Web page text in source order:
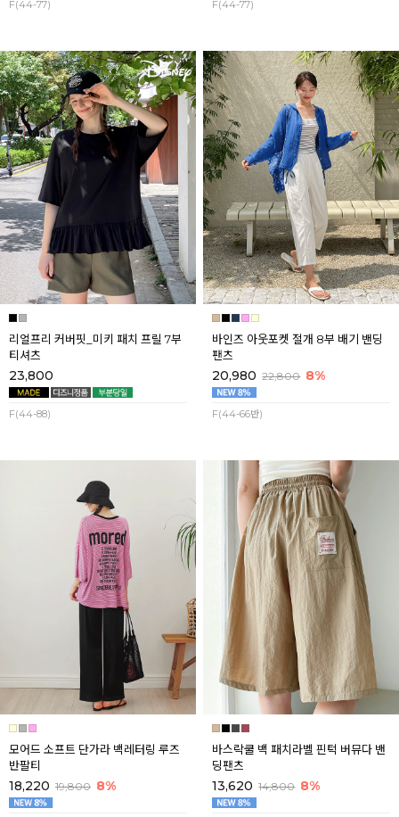
F(44-77) F(44-77)
리얼프리 커버핏_미키 패치 프릴 7부
티셔츠
23,800
F(44-88)
바인즈 아웃포켓 절개 8부 배기 밴딩
팬츠
20,980 22,800 8%
F(44-66반)
모어드 소프트 단가라 백레터링 루즈
반팔티
18,220 19,800 8%
바스락쿨 백 패치라벨 핀턱 버뮤다 밴
딩팬츠
13,620 14,800 8%